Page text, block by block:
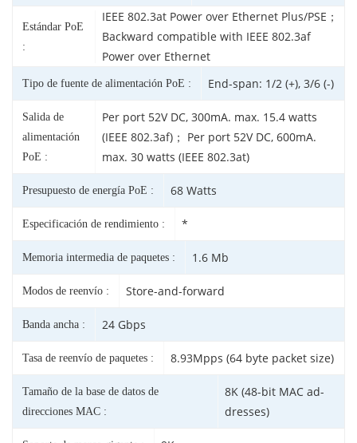
Estándar PoE
:
IEEE 802.3at Power over Ethernet Plus/PSE；
Backward compatible with IEEE 802.3af
Power over Ethernet
Tipo de fuente de alimentación PoE : End-span: 1/2 (+), 3/6 (-)
Salida de
alimentación
PoE :
Per port 52V DC, 300mA. max. 15.4 watts
(IEEE 802.3af)； Per port 52V DC, 600mA.
max. 30 watts (IEEE 802.3at)
Presupuesto de energía PoE : 68 Watts
Especificación de rendimiento : *
Memoria intermedia de paquetes : 1.6 Mb
Modos de reenvío : Store-and-forward
Banda ancha : 24 Gbps
Tasa de reenvío de paquetes : 8.93Mpps (64 byte packet size)
Tamaño de la base de datos de
direcciones MAC :
8K (48-bit MAC ad-
dresses)